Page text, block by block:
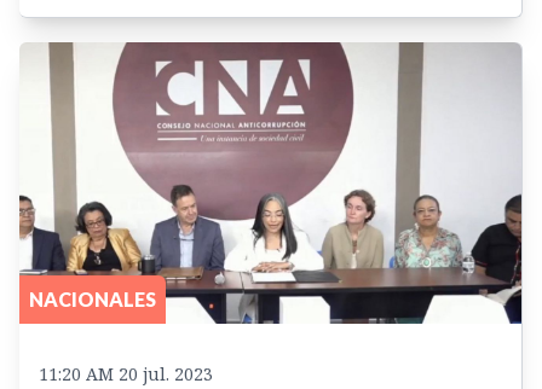
NACIONALES
11:20 AM 20 jul. 2023